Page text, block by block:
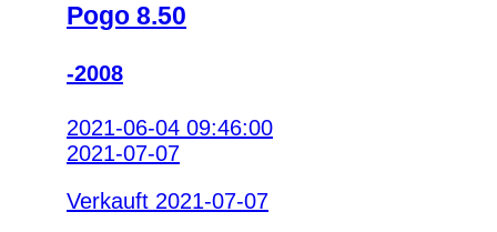
Pogo 8.50
-2008
2021-06-04 09:46:00
2021-07-07
Verkauft 2021-07-07